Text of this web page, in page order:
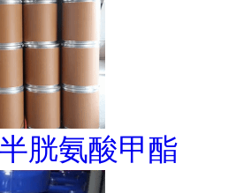
胱氨酸甲酯